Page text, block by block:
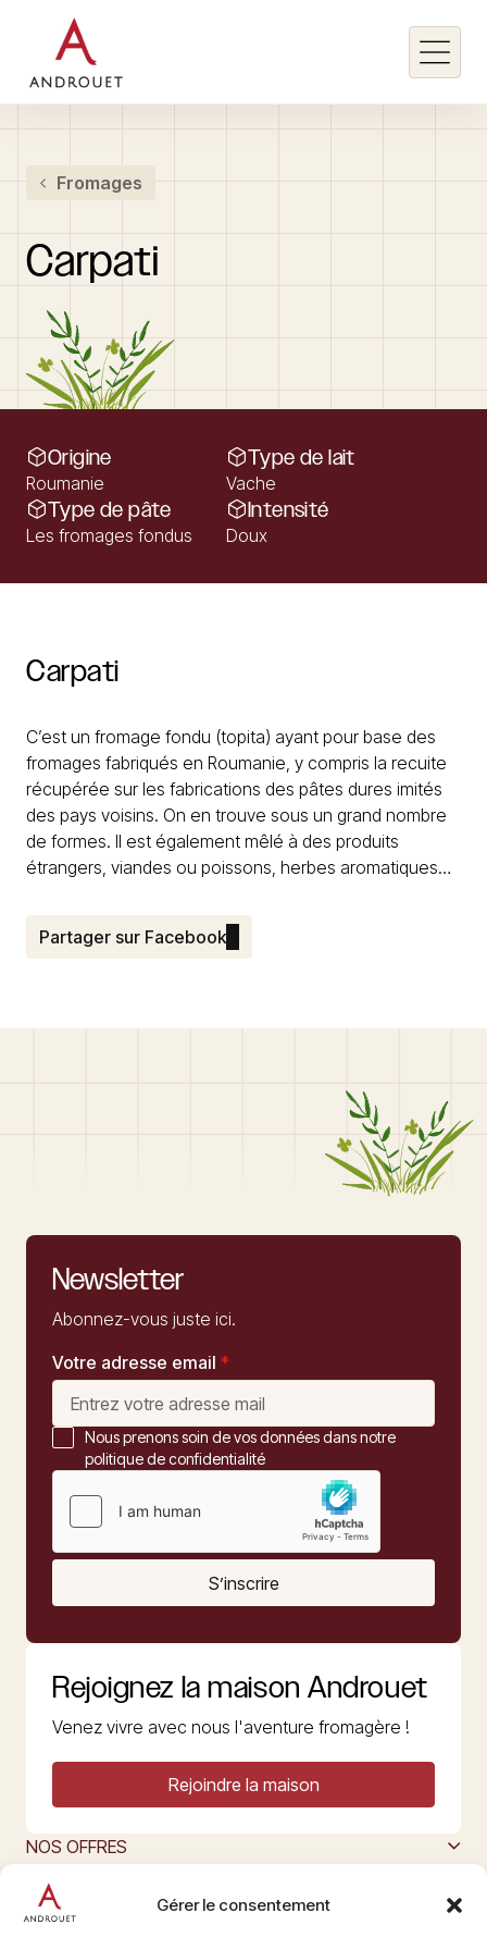
Gérer le consentement
Rechercher un mot clé
Fromages
Carpati
Origine
Roumanie
Type de lait
Vache
Type de pâte
Les fromages fondus
Intensité
Doux
Carpati
C’est un fromage fondu (topita) ayant pour base des
fromages fabriqués en Roumanie, y compris la recuite
récupérée sur les fabrications des pâtes dures imités
des pays voisins. On en trouve sous un grand nombre
de formes. Il est également mêlé à des produits
étrangers, viandes ou poissons, herbes aromatiques…
Partager sur Facebook
Newsletter
Abonnez-vous juste ici.
Votre adresse email *
Nous prenons soin de vos données dans notre
politique de confidentialité
S’inscrire
Rejoignez la maison Androuet
Venez vivre avec nous l'aventure fromagère !
Rejoindre la maison
NOS OFFRES
L’ART DU FROMAGE
Nous suivre